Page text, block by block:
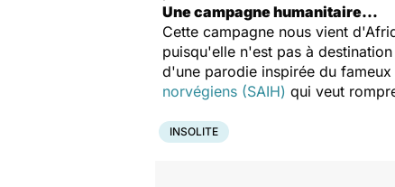
Une campagne humanitaire…
Cette campagne nous vient
puisqu'elle n'est pas à
d'une parodie inspirée du fameux
norvégiens (SAIH) qui veut
INSOLITE